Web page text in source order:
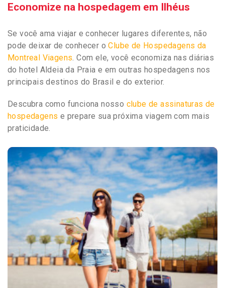
Economize na hospedagem em Ilhéus
Se você ama viajar e conhecer lugares diferentes, não
pode deixar de conhecer oClube de Hospedagens da
Montreal Viagens. Com ele, você economiza nas diárias
do hotel Aldeia da Praia e em outras hospedagens nos
principais destinos do Brasil e do exterior.
Descubra como funciona nosso clube de assinaturas de
hospedagens e prepare sua próxima viagem com mais
praticidade.